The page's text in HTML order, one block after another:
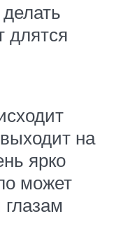
длятся
на
ярко
может